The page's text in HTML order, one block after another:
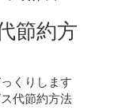
節約方
くりします
代節約方法